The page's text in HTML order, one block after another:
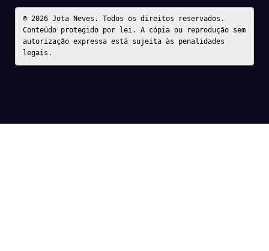
© 2026 Jota Neves. Todos os direitos reservados.
Conteúdo protegido por lei. A cópia ou reprodução sem
autorização expressa está sujeita às penalidades
legais.